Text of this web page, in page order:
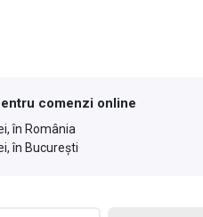
comenzi online
în România
în București